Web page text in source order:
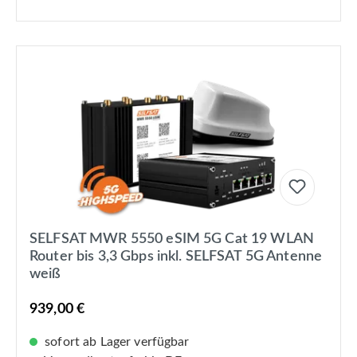
SELFSAT MWR 5550 eSIM 5G Cat 19 WLAN
Router bis 3,3 Gbps inkl. SELFSAT 5G Antenne
weiß
939,00 €
sofort ab Lager verfügbar